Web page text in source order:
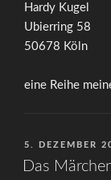
Hardy Kugel
Ubierring 58
50678 Köln
eine Reihe
AM
5. DEZEMBER
Das